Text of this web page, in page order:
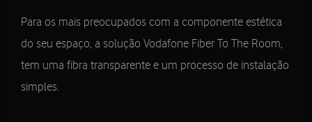
Para os mais preocupados com a componente estética
do seu espaço, a solução Vodafone Fiber To The Room,
tem uma fibra transparente e um processo de instalação
simples.